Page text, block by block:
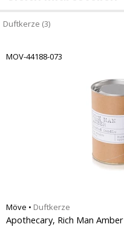
Duftkerze (3)
MOV-44188-073
Möve • Duftkerze
Apothecary, Rich Man Amber